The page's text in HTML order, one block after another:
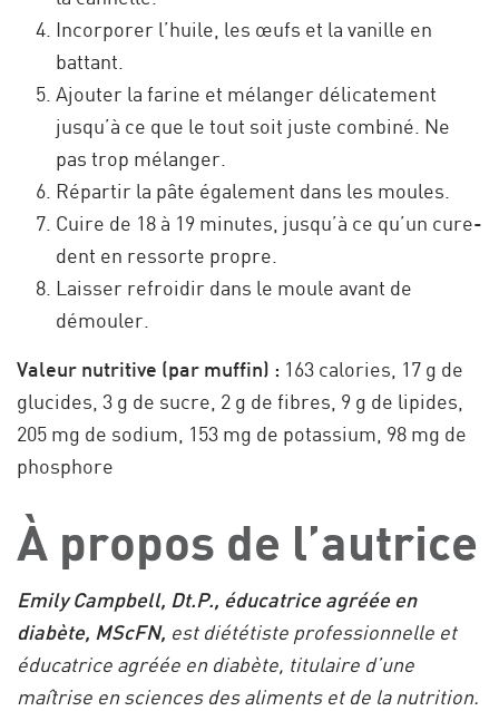
Incorporer l’huile, les œufs et la vanille en
battant.
Ajouter la farine et mélanger délicatement
jusqu’à ce que le tout soit juste combiné. Ne
pas trop mélanger.
Répartir la pâte également dans les moules.
Cuire de 18 à 19 minutes, jusqu’à ce qu’un cure-
dent en ressorte propre.
Laisser refroidir dans le moule avant de
démouler.
Valeur nutritive (par muffin) : 163 calories, 17 g de
glucides, 3 g de sucre, 2 g de fibres, 9 g de lipides,
205 mg de sodium, 153 mg de potassium, 98 mg de
phosphore
À propos de l’autrice
Emily Campbell, Dt.P., éducatrice agréée en
diabète, MScFN, est diététiste professionnelle et
éducatrice agréée en diabète, titulaire d’une
maîtrise en sciences des aliments et de la nutrition.